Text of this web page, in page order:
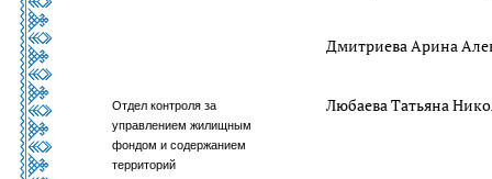
Дмитриева Арина
Отдел контроля за
управлением жилищным
фондом и содержанием
территорий
Любаева Татьяна